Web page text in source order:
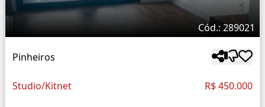
Cód.: 289021
Pinheiros
Studio/Kitnet R$ 450.000